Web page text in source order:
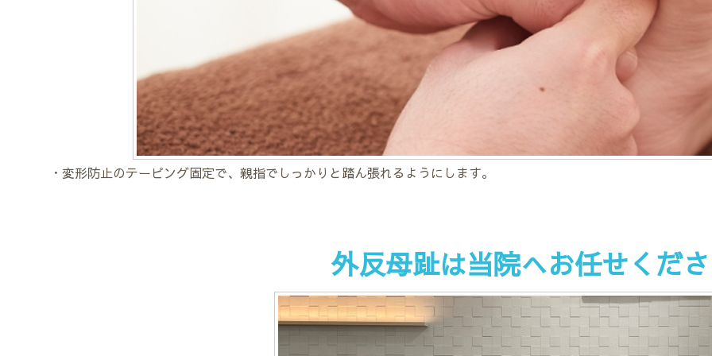
・変形防止のテーピング固定で、親指でしっかりと踏ん張れるようにします。
外反母趾は当院へお任せくだ